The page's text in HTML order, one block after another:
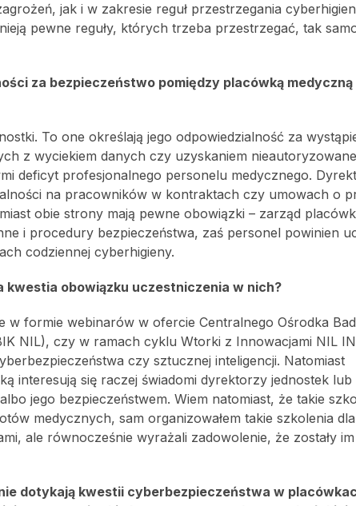
jak i w zakresie reguł przestrzegania
pewne reguły, których trzeba przestrzegać, tak
za bezpieczeństwo pomiędzy placówką medyczną
To one określają jego odpowiedzialność za
z wyciekiem danych czy uzyskaniem
deficyt profesjonalnego personelu medycznego.
na pracowników w kontraktach czy umowach o
obie strony mają pewne obowiązki – zarząd
i procedury bezpieczeństwa, zaś personel powinien
codziennej cyberhigieny.
obowiązku uczestniczenia w nich?
formie webinarów w ofercie Centralnego Ośrodka
NIL), czy w ramach cyklu Wtorki z Innowacjami NIL
czy sztucznej inteligencji. Natomiast
interesują się raczej świadomi dyrektorzy jednostek
jego bezpieczeństwem. Wiem natomiast, że takie
medycznych, sam organizowałem takie szkolenia
ale równocześnie wyrażali zadowolenie, że zostały im
dotykają kwestii cyberbezpieczeństwa w